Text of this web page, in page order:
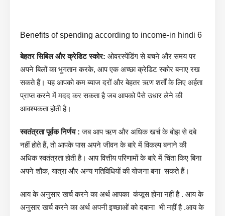
Benefits of spending according to income-in hindi 6
बेहतर सिबिल और क्रेडिट स्कोर: ओवरस्पेंडिंग से बचने और समय पर
अपने बिलों का भुगतान करके, आप एक अच्छा क्रेडिट स्कोर बनाए रख
सकते हैं। यह आपको कम ब्याज दरों और बेहतर ऋण शर्तों के लिए अर्हता
प्राप्त करने में मदद कर सकता है जब आपको पैसे उधार लेने की
आवश्यकता होती है।
स्वतंत्रता पूर्वक निर्णय : जब आप ऋण और अधिक खर्च के बोझ से दबे
नहीं होते हैं, तो आपके पास अपने जीवन के बारे में विकल्प बनाने की
अधिक स्वतंत्रता होती है। आप वित्तीय परिणामों के बारे में चिंता किए बिना
अपने शौक, यात्रा और अन्य गतिविधियों की योजना बना सकते हैं।
आय के अनुसार खर्च करने का अर्थ आपका कंजूस होना नहीं है . आय के
अनुसार खर्च करने का अर्थ अपनी इच्छाओं को दबाना भी नहीं है .आय के